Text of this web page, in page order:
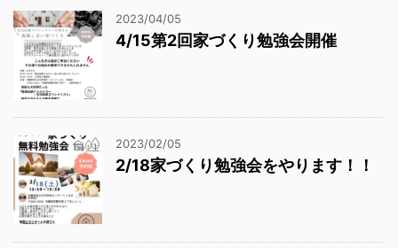
2023/04/05
4/15第2回家づくり勉強会開催
2023/02/05
2/18家づくり勉強会をやります！！